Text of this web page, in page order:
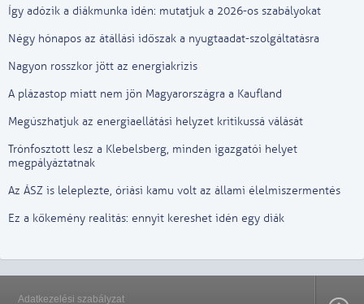
Így adózik a diákmunka idén: mutatjuk a 2026-os szabályokat
Négy hónapos az átállási időszak a nyugtaadat-szolgáltatásra
Nagyon rosszkor jött az energiakrízis
A plázastop miatt nem jön Magyarországra a Kaufland
Megúszhatjuk az energiaellátási helyzet kritikussá válását
Trónfosztott lesz a Klebelsberg, minden igazgatói helyet
megpályáztatnak
Az ÁSZ is leleplezte, óriási kamu volt az állami élelmiszermentés
Ez a kőkemény realitás: ennyit kereshet idén egy diák
Adatkezelési szabályzat